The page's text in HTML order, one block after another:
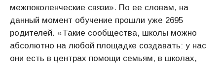
межпоколенческие связи». По ее словам, на
данный момент обучение прошли уже 2695
родителей. «Такие сообщества, школы можно
абсолютно на любой площадке создавать: у нас
они есть в центрах помощи семьям, в школах,